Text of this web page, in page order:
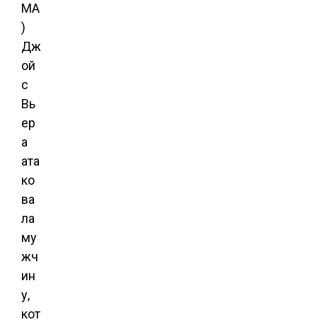
МА
)
Дж
ой
с
Вь
ер
а
ата
ко
ва
ла
му
жч
ин
у,
кот